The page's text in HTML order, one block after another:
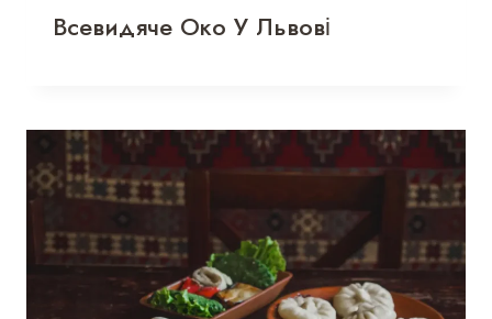
Всевидяче Око У Львові